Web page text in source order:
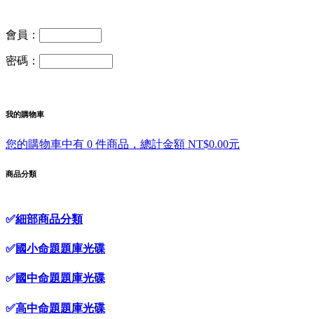
會員：
密碼：
我的購物車
您的購物車中有 0 件商品，總計金額 NT$0.00元
商品分類
✅細部商品分類
✅國小命題題庫光碟
✅國中命題題庫光碟
✅高中命題題庫光碟